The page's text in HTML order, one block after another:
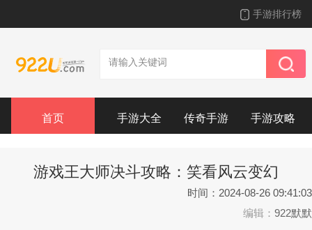
手游排行榜
首页 手游大全 传奇手游 手游攻略
游戏王大师决斗攻略：笑看风云变幻
时间：2024-08-26 09:41:03
编辑： 922默默